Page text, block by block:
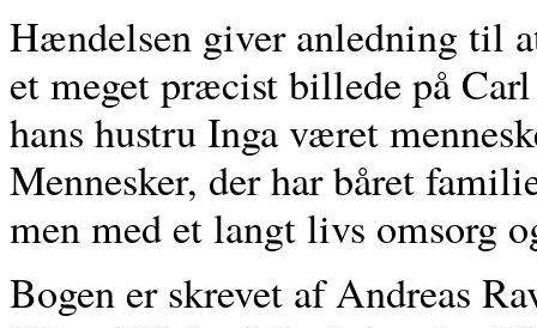
Hændelsen giver anledning til
et meget præcist billede på
hans hustru Inga været
Mennesker, der har båret
men med et langt livs omsorg
Bogen er skrevet af Andreas